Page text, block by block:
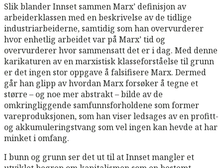
Slik blander Innset sammen Marx’ definisjon av
arbeiderklassen med en beskrivelse av de tidlige
industriarbeiderne, samtidig som han overvurderer
hvor enhetlig arbeidet var på Marx’ tid og
overvurderer hvor sammensatt det er i dag. Med denne
karikaturen av en marxistisk klasseforståelse til grunn
er det ingen stor oppgave å falsifisere Marx. Dermed
går han glipp av hvordan Marx forsøker å tegne et
større – og noe mer abstrakt – bilde av de
omkringliggende samfunnsforholdene som former
vareproduksjonen, som han viser ledsages av en profitt-
og akkumuleringstvang som vel ingen kan hevde at har
minket i omfang.
I bunn og grunn ser det ut til at Innset mangler et